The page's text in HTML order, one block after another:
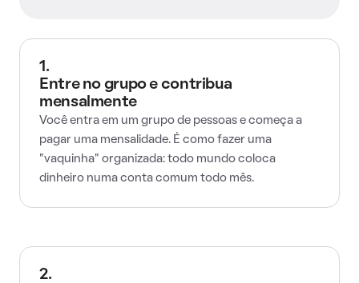
1.
Entre no grupo e contribua
mensalmente
Você entra em um grupo de pessoas e começa a
pagar uma mensalidade. É como fazer uma
"vaquinha" organizada: todo mundo coloca
dinheiro numa conta comum todo mês.
2.